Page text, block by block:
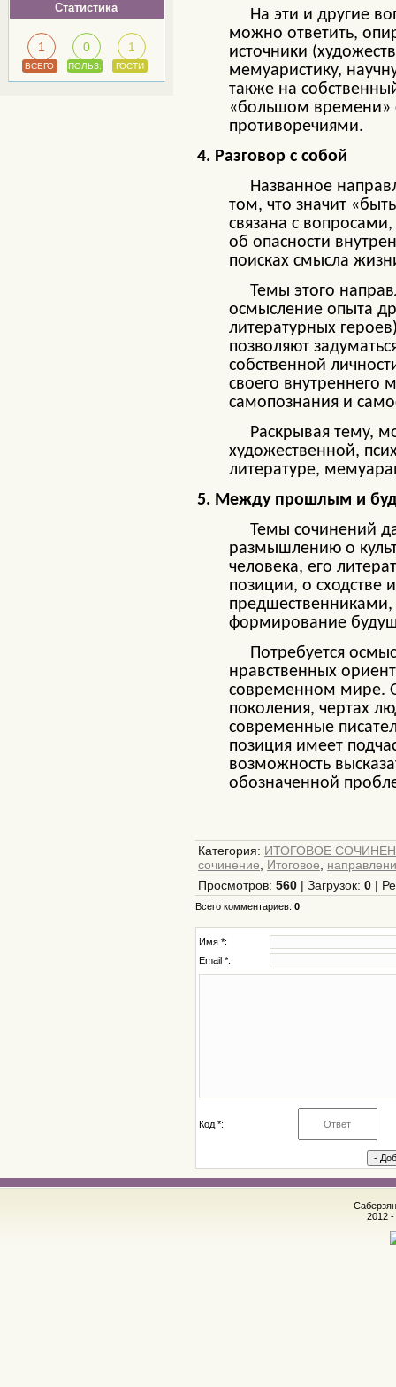
Статистика
1
ВСЕГО
0
ПОЛЬЗ.
1
ГОСТИ
На эти и другие
можно ответить,
источники
мемуаристику,
также на
«большом времени»
противоречиями.
4. Разговор с собой
Названное
том, что значит
связана с
об опасности
поисках смысла
Темы этого
осмысление опыта
литературных
позволяют
собственной
своего внутреннего
самопознания и
Раскрывая тему,
художественной,
литературе,
5. Между прошлым и
Темы сочинений
размышлению о
человека, его
позиции, о сходстве
формирование
Потребуется
нравственных
современном мире.
поколения, чертах
современные
позиция имеет
возможность
обозначенной
Категория: ИТОГОВОЕ
сочинение
Итоговое
Просмотров:560 |Загрузок:0 |
Всего комментариев:0
Имя *:
Email *:
Код *:
2012 -